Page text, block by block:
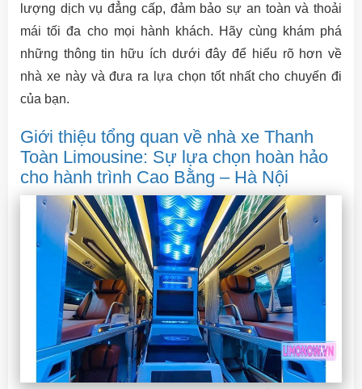
lượng dịch vụ đẳng cấp, đảm bảo sự an toàn và thoải
mái tối đa cho mọi hành khách. Hãy cùng khám phá
những thông tin hữu ích dưới đây để hiểu rõ hơn về
nhà xe này và đưa ra lựa chọn tốt nhất cho chuyến đi
của bạn.
Giới thiệu tổng quan về nhà xe Thanh
Toàn Limousine: Sự lựa chọn hoàn hảo
cho hành trình Cao Bằng – Hà Nội